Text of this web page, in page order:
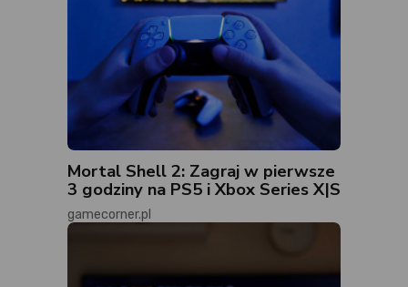
Mortal Shell 2: Zagraj w pierwsze
3 godziny na PS5 i Xbox Series X|S
gamecorner.pl